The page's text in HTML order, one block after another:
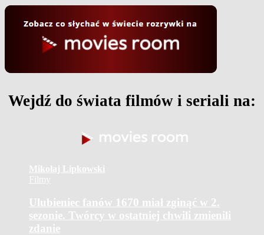
Wejdź do świata filmów i seriali na:
Mikołaj Lipkowski
Filmy
Ulubieniec fanów 1670 miał zginąć w 2.
sezonie. Twórcy w ostatniej chwili zmienili
zdanie